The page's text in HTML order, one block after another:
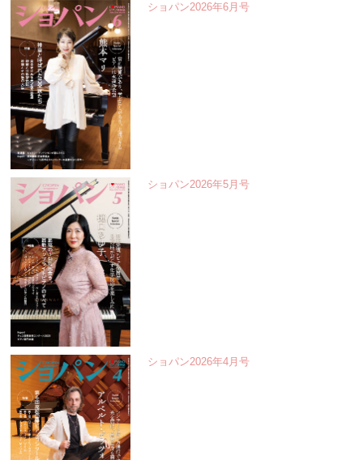
ショパン2026年6月号
ショパン2026年5月号
ショパン2026年4月号